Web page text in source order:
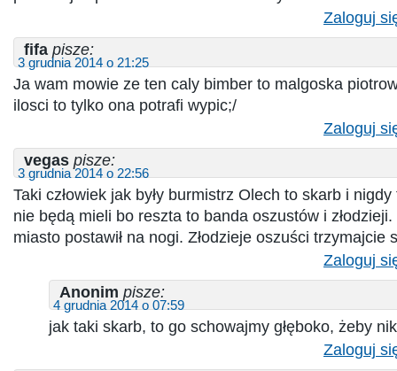
Zaloguj
fifa pisze:
3 grudnia 2014 o 21:25
Ja wam mowie ze ten caly bimber to malgoska
ilosci to tylko ona potrafi wypic;/
Zaloguj
vegas pisze:
3 grudnia 2014 o 22:56
Taki człowiek jak były burmistrz Olech to skarb i
nie będą mieli bo reszta to banda oszustów i złodzieji.
miasto postawił na nogi. Złodzieje oszuści trzymajcie
Zaloguj
Anonim pisze:
4 grudnia 2014 o 07:59
jak taki skarb, to go schowajmy głęboko, żeby
Zaloguj